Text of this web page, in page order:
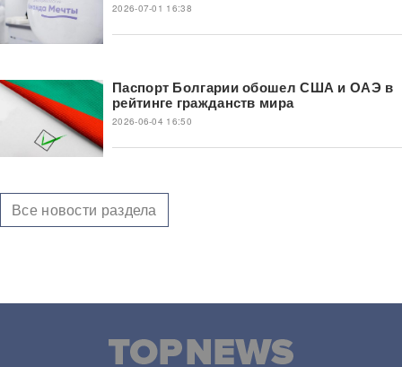
2026-07-01 16:38
Паспорт Болгарии обошел США и ОАЭ в
рейтинге гражданств мира
2026-06-04 16:50
Все новости раздела